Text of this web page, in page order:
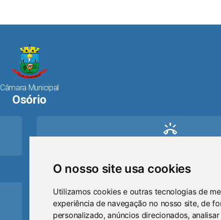
O nosso site usa cookies
Utilizamos cookies e outras tecnologias de
experiência de navegação no nosso site, de
personalizado, anúncios direcionados,
Câmara Municipal
Osório
ring_volume
mail
Email